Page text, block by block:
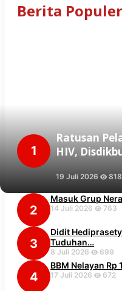
Berita Populer
1
Ratusan
HIV,
19 Juli 2026 818
2
Masuk Grup
14 Juli 2026 763
3
Didit
Tuduhan…
8 Juli 2026 699
4
BBM Nelayan
17 Juli 2026 672